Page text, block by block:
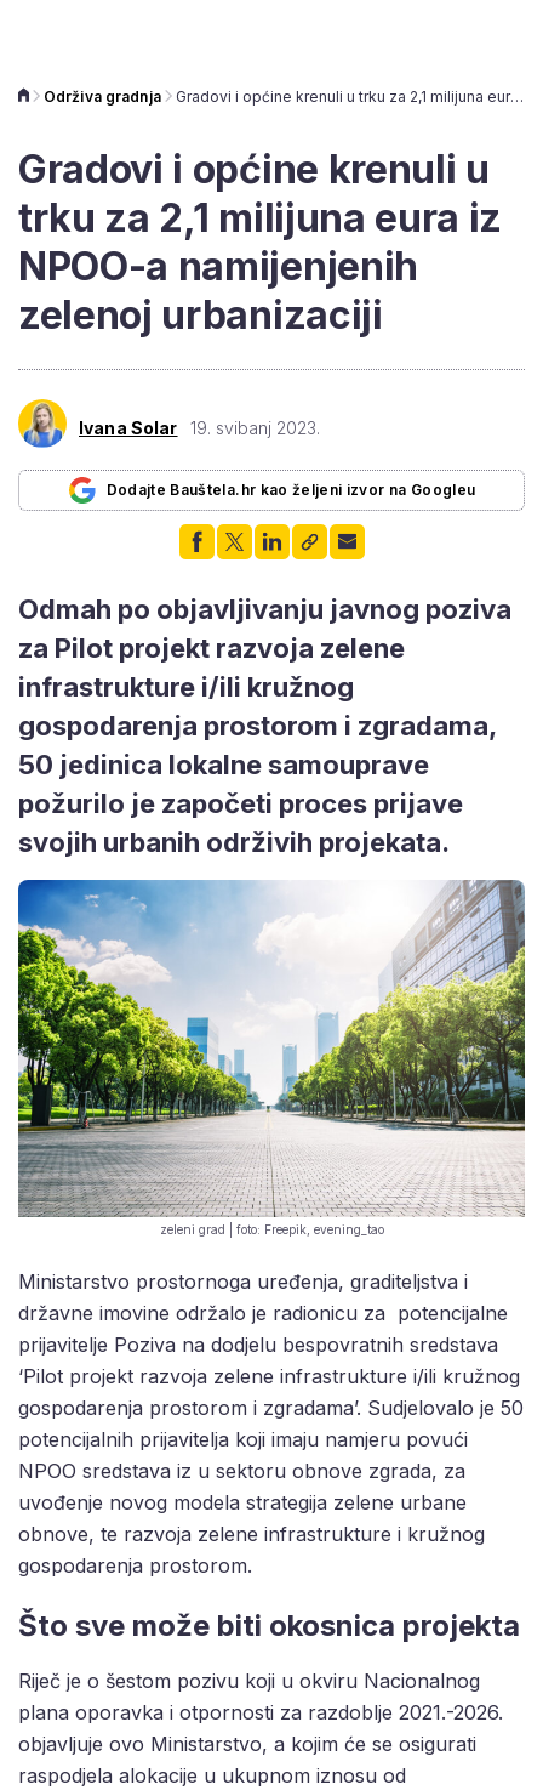
Održiva gradnja Gradovi i općine krenuli u trku za 2,1 milijuna eura iz NPOO-a namijenjenih zelenoj urbanizaciji
Gradovi i općine krenuli u
trku za 2,1 milijuna eura iz
NPOO-a namijenjenih
zelenoj urbanizaciji
Ivana Solar 19. svibanj 2023.
Dodajte Bauštela.hr kao željeni izvor na Googleu
Odmah po objavljivanju javnog poziva
za Pilot projekt razvoja zelene
infrastrukture i/ili kružnog
gospodarenja prostorom i zgradama,
50 jedinica lokalne samouprave
požurilo je započeti proces prijave
svojih urbanih održivih projekata.
zeleni grad | foto: Freepik, evening_tao
Ministarstvo prostornoga uređenja, graditeljstva i
državne imovine održalo je radionicu za potencijalne
prijavitelje Poziva na dodjelu bespovratnih sredstava
‘Pilot projekt razvoja zelene infrastrukture i/ili kružnog
gospodarenja prostorom i zgradama’. Sudjelovalo je 50
potencijalnih prijavitelja koji imaju namjeru povući
NPOO sredstava iz u sektoru obnove zgrada, za
uvođenje novog modela strategija zelene urbane
obnove, te razvoja zelene infrastrukture i kružnog
gospodarenja prostorom.
Što sve može biti okosnica projekta
Riječ je o šestom pozivu koji u okviru Nacionalnog
plana oporavka i otpornosti za razdoblje 2021.-2026.
objavljuje ovo Ministarstvo, a kojim će se osigurati
raspodjela alokacije u ukupnom iznosu od